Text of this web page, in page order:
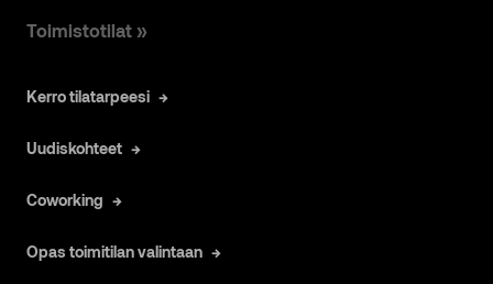
Toimistotilat »
Kerro tilatarpeesi
Uudiskohteet
Coworking
Opas toimitilan valintaan